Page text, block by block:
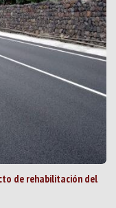
de rehabilitación del